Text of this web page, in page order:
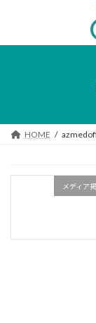
ン
ー
HOME
メディア